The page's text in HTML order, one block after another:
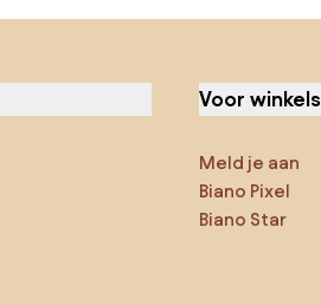
Voor winkels
Meld je aan
Biano Pixel
Biano Star